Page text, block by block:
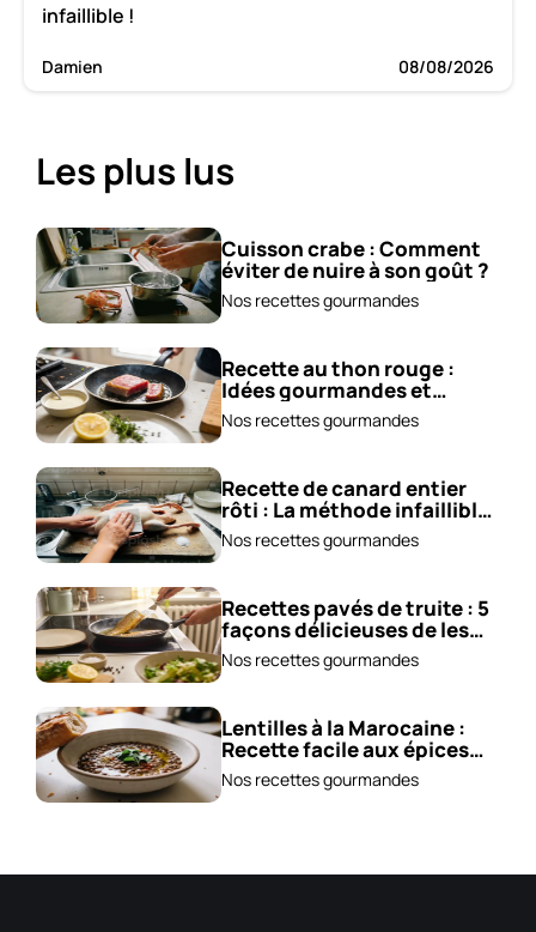
infaillible !
Damien 08/08/2026
Les plus lus
Cuisson crabe : Comment
éviter de nuire à son goût ?
Nos recettes gourmandes
Recette au thon rouge :
Idées gourmandes et
accompagnements !
Nos recettes gourmandes
Recette de canard entier
rôti : La méthode infaillible
!Nos recettes gourmandes
Recettes pavés de truite : 5
façons délicieuses de les
cuisiner !
Nos recettes gourmandes
Lentilles à la Marocaine :
Recette facile aux épices
et carottes!
Nos recettes gourmandes